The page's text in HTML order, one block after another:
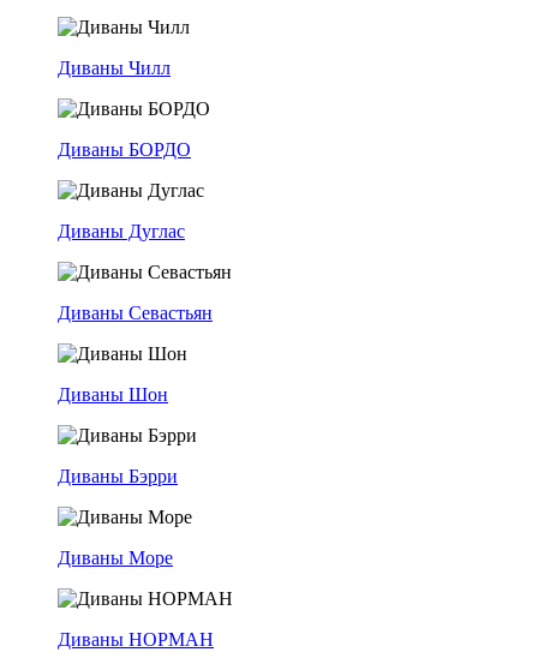
Диваны Чилл
Диваны БОРДО
Диваны Дуглас
Диваны Севастьян
Диваны Шон
Диваны Бэрри
Диваны Море
Диваны НОРМАН